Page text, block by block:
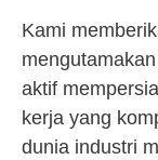
Kami
aktif
kerja yang
dunia industri